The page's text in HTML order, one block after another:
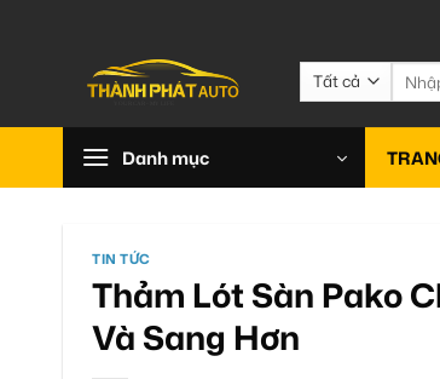
Tìm
kiếm:
Danh mục
TIN TỨC
Thảm Lót Sàn Pako
Và Sang Hơn